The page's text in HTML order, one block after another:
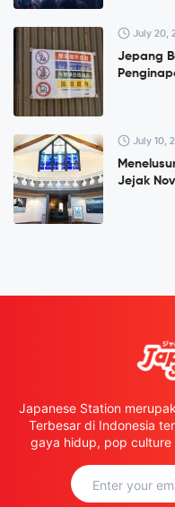
July 20,
Jepang
July 10,
Jejak
Japanese Station
Terbesar di Indonesia
gaya hidup, pop